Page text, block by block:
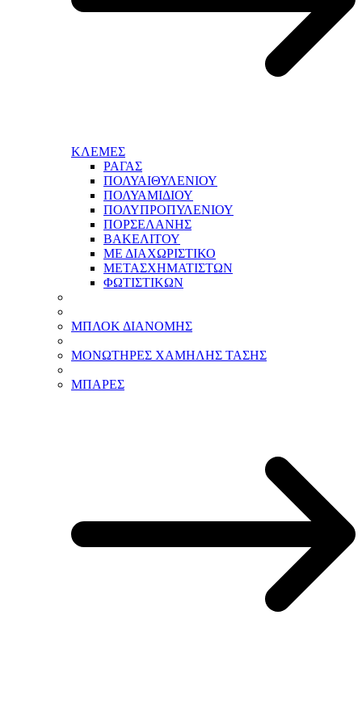
ΚΛΕΜΕΣ
ΡΑΓΑΣ
ΠΟΛΥΑΙΘΥΛΕΝΙΟΥ
ΠΟΛΥΑΜΙΔΙΟΥ
ΠΟΛΥΠΡΟΠΥΛΕΝΙΟΥ
ΠΟΡΣΕΛΑΝΗΣ
ΒΑΚΕΛΙΤΟΥ
ΜΕ ΔΙΑΧΩΡΙΣΤΙΚΟ
ΜΕΤΑΣΧΗΜΑΤΙΣΤΩΝ
ΦΩΤΙΣΤΙΚΩΝ
ΜΠΛΟΚ ΔΙΑΝΟΜΗΣ
ΜΟΝΩΤΗΡΕΣ ΧΑΜΗΛΗΣ ΤΑΣΗΣ
ΜΠΑΡΕΣ